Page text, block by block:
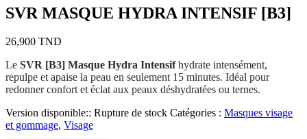
SVR MASQUE HYDRA INTENSIF [B3]
26,900 TND
Le SVR [B3] Masque Hydra Intensifhydrate intensément,
repulpe et apaise la peau en seulement 15 minutes. Idéal pour
redonner confort et éclat aux peaux déshydratées ou ternes.
Version disponible:: Rupture de stock Catégories : Masques visage
et gommage, Visage